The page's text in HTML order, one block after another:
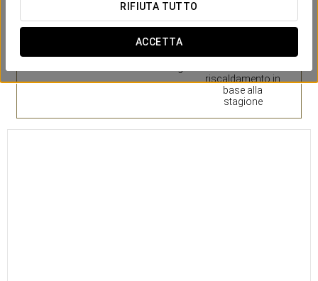
RIFIUTA TUTTO
ACCETTA
riscaldamento in
base alla
stagione